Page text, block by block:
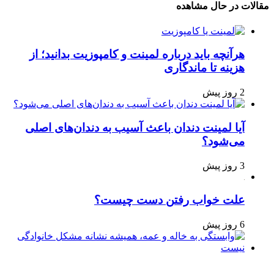
مقالات در حال مشاهده
هرآنچه باید درباره لمینت و کامپوزیت بدانید؛ از
هزینه تا ماندگاری
2 روز پیش
آیا لمینت دندان باعث آسیب به دندان‌های اصلی
می‌شود؟
3 روز پیش
علت خواب رفتن دست چیست؟
6 روز پیش